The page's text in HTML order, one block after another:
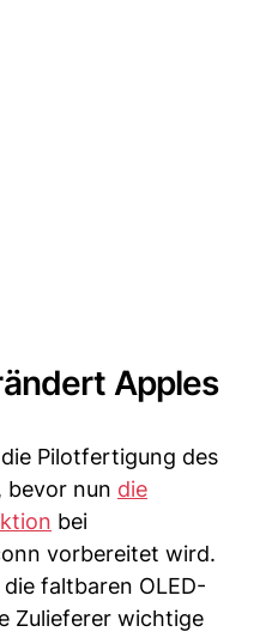
Apples
Pilotfertigung des
bevor nun die
bei
vorbereitet wird.
faltbaren OLED-
Zulieferer wichtige